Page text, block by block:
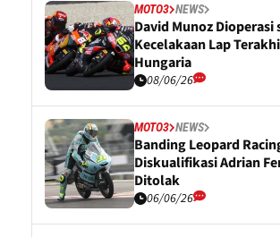
MOTO3 NEWS
David Munoz Dioperasi
Kecelakaan Lap
Hungaria
08/06/26
MOTO3 NEWS
Banding Leopard
Diskualifikasi Adrian
Ditolak
06/06/26